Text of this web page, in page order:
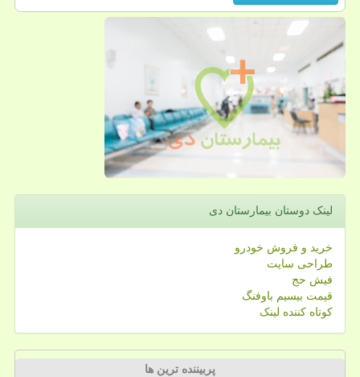
لینک دوستان بیمارستان دی
خرید و فروش خودرو
طراحی سایت
فیش حج
قیمت بیسیم باوفنگ
کوتاه کننده لینک
پربیننده ترین ها